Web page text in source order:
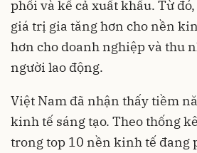
phối và kể cả xuất khẩu. Từ
giá trị gia tăng hơn cho nền
hơn cho doanh nghiệpvà thu
người lao động.
Việt Nam đã nhận thấy tiềm
kinh tế sáng tạo. Theo thống
trong top 10 nền kinh tế đang